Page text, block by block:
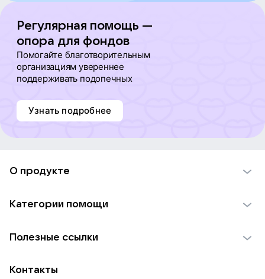
Регулярная помощь —
опора для фондов
Помогайте благотворительным
организациям увереннее
поддерживать подопечных
Узнать подробнее
О продукте
Использование материалов
Для НКО
Категории помощи
Пожилым
Полезные ссылки
Контакты